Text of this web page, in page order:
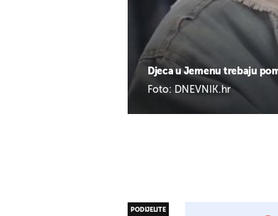
Djeca u Jemenu trebaju
Foto: DNEVNIK.hr
PODIJELITE